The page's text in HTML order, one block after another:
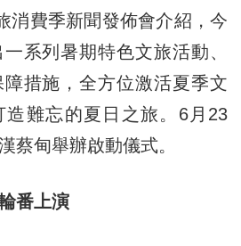
消費季新聞發佈會介紹，今
系列暑期特色文旅活動、
措施，全方位激活夏季文
造難忘的夏日之旅。6月23
蔡甸舉辦啟動儀式。
番上演